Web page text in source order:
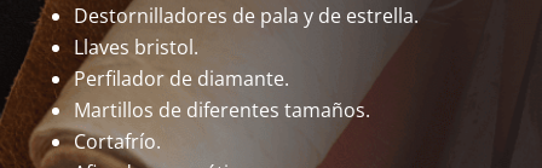
Destornilladores de pala y de estrella.
Llaves bristol.
Perfilador de diamante.
Martillos de diferentes tamaños.
Cortafrío.